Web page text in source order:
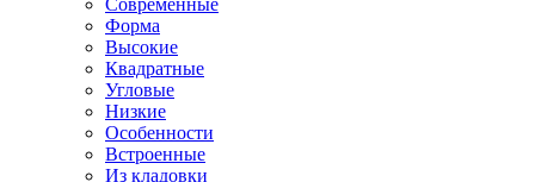
Современные
Форма
Высокие
Квадратные
Угловые
Низкие
Особенности
Встроенные
Из кладовки